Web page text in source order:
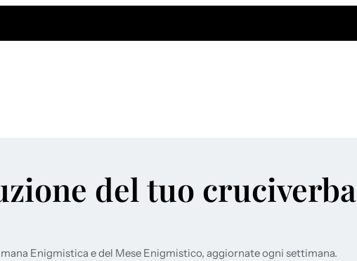
del tuo cruciverba
Enigmistica e del Mese Enigmistico, aggiornate ogni settimana.